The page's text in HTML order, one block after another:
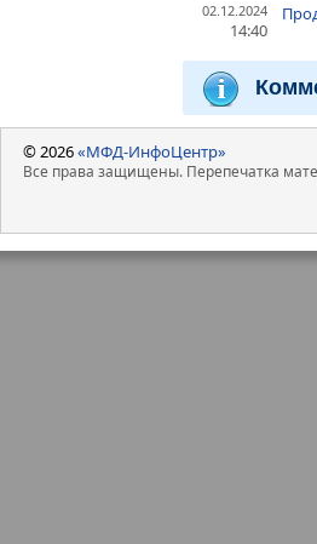
02.12.2024
14:40
© 2026«МФД-ИнфоЦентр»
Все права защищены. Перепечатка